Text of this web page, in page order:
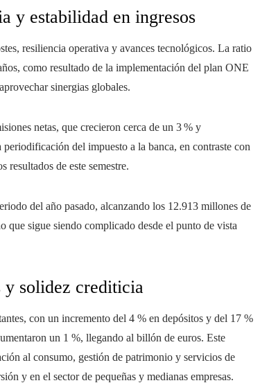
y estabilidad en ingresos
resiliencia operativa y avances tecnológicos. La ratio
como resultado de la implementación del plan ONE
sinergias globales.
netas, que crecieron cerca de un 3 % y
del impuesto a la banca, en contraste con
de este semestre.
del año pasado, alcanzando los 12.913 millones de
que sigue siendo complicado desde el punto de vista
y solidez crediticia
con un incremento del 4 % en depósitos y del 17 %
un 1 %, llegando al billón de euros. Este
al consumo, gestión de patrimonio y servicios de
y en el sector de pequeñas y medianas empresas.